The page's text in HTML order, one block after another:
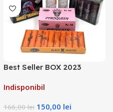
Best Seller BOX 2023
Indisponibil
166,00lei 150,00 lei